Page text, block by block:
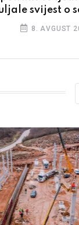
svijest o
8. AVGUST